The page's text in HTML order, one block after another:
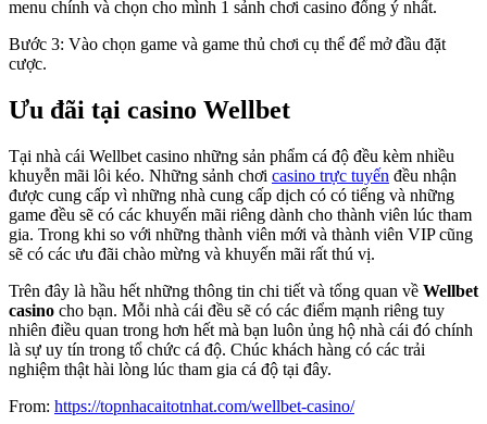
menu chính và chọn cho mình 1 sảnh chơi casino đống ý nhất.
Bước 3: Vào chọn game và game thủ chơi cụ thể để mở đầu đặt
cược.
Ưu đãi tại casino Wellbet
Tại nhà cái Wellbet casino những sản phẩm cá độ đều kèm nhiều
khuyễn mãi lôi kéo. Những sảnh chơi casino trực tuyến đều nhận
được cung cấp vì những nhà cung cấp dịch có có tiếng và những
game đều sẽ có các khuyến mãi riêng dành cho thành viên lúc tham
gia. Trong khi so với những thành viên mới và thành viên VIP cũng
sẽ có các ưu đãi chào mừng và khuyến mãi rất thú vị.
Trên đây là hầu hết những thông tin chi tiết và tổng quan về Wellbet
casino cho bạn. Mỗi nhà cái đều sẽ có các điểm mạnh riêng tuy
nhiên điều quan trong hơn hết mà bạn luôn ủng hộ nhà cái đó chính
là sự uy tín trong tổ chức cá độ. Chúc khách hàng có các trải
nghiệm thật hài lòng lúc tham gia cá độ tại đây.
From: https://topnhacaitotnhat.com/wellbet-casino/